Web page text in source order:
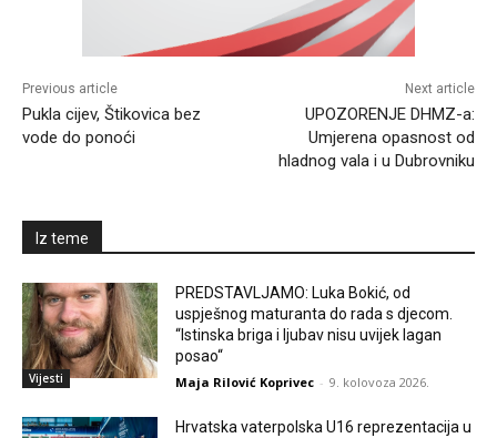
Previous article
Pukla cijev, Štikovica bez
vode do ponoći
Next article
UPOZORENJE DHMZ-a:
Umjerena opasnost od
hladnog vala i u Dubrovniku
Iz teme
Vijesti
PREDSTAVLJAMO: Luka Bokić, od
uspješnog maturanta do rada s djecom.
“Istinska briga i ljubav nisu uvijek lagan
posao“
Maja Rilović Koprivec - 9. kolovoza 2026.
Hrvatska vaterpolska U16 reprezentacija u